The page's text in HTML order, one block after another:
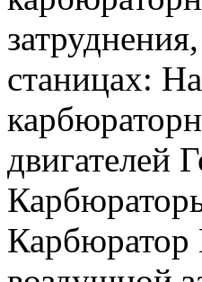
станицах:
двигателей